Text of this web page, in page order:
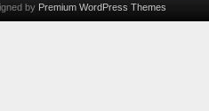
by Premium WordPress Themes